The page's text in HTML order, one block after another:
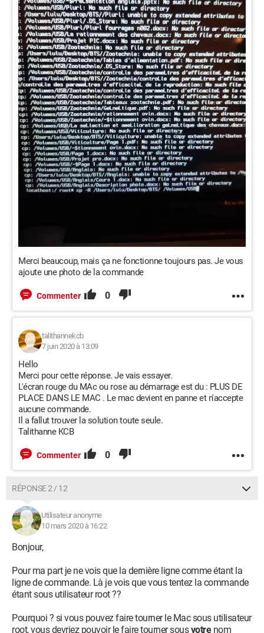
Merci beaucoup, mais ça ne fonctionne toujours pas. Je vous
ajoute une photo de la commande
Commenter 0
talithannekcb
7 juin 2020 à 13:09
Hello
Merci pour cette réponse. Je vais essayer.
L'écran rouge du MAc ou rose au démarrage est du : PLUS DE
PLACE DANS LE MAC . Le mac devient en panne et n'accepte
aucune commande.
Il a fallut trouver la solution toute seule.
Talithanne KCB
Commenter 0
RÉPONSE 2 / 12
Utilisateur anonyme
10 mars 2020 à 16:22
Bonjour,
Pour ma part je ne vois que la dernière ligne comme étant la
ligne de commande. Là je vois que vous tentez la commande
étant sous utilisateur root ??
Pourquoi ? si vous pouvez faire tourner le Mac sous utilisateur
root, vous devriez pouvoir le faire tourner sousvotrenom